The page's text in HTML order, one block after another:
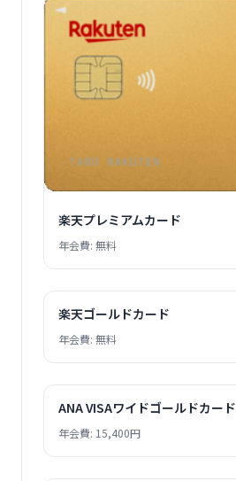
楽天プレミアムカード
年会費: 無料
楽天ゴールドカード
年会費: 無料
ANA VISAワイドゴールドカード
年会費: 15,400円